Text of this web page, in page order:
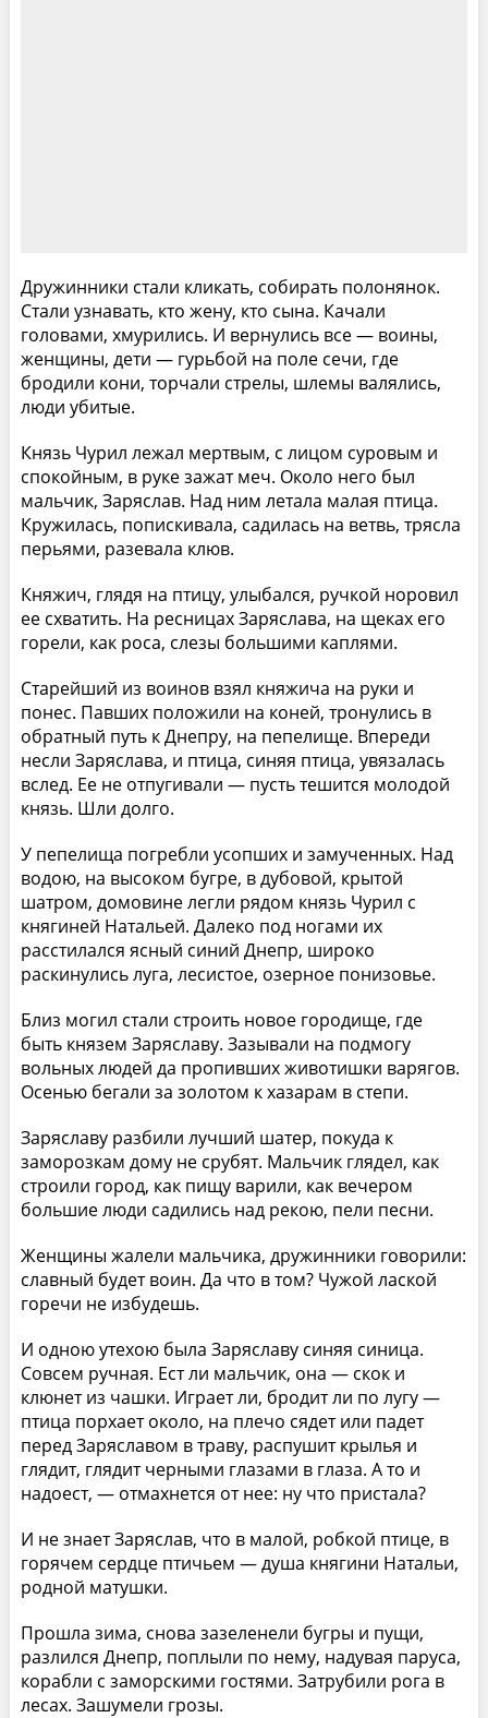
Дружинники стали кликать, собирать полонянок.
Стали узнавать, кто жену, кто сына. Качали
головами, хмурились. И вернулись все — воины,
женщины, дети — гурьбой на поле сечи, где
бродили кони, торчали стрелы, шлемы валялись,
люди убитые.
Князь Чурил лежал мертвым, с лицом суровым и
спокойным, в руке зажат меч. Около него был
мальчик, Заряслав. Над ним летала малая птица.
Кружилась, попискивала, садилась на ветвь, трясла
перьями, разевала клюв.
Княжич, глядя на птицу, улыбался, ручкой норовил
ее схватить. На ресницах Заряслава, на щеках его
горели, как роса, слезы большими каплями.
Старейший из воинов взял княжича на руки и
понес. Павших положили на коней, тронулись в
обратный путь к Днепру, на пепелище. Впереди
несли Заряслава, и птица, синяя птица, увязалась
вслед. Ее не отпугивали — пусть тешится молодой
князь. Шли долго.
У пепелища погребли усопших и замученных. Над
водою, на высоком бугре, в дубовой, крытой
шатром, домовине легли рядом князь Чурил с
княгиней Натальей. Далеко под ногами их
расстилался ясный синий Днепр, широко
раскинулись луга, лесистое, озерное понизовье.
Близ могил стали строить новое городище, где
быть князем Заряславу. Зазывали на подмогу
вольных людей да пропивших животишки варягов.
Осенью бегали за золотом к хазарам в степи.
Заряславу разбили лучший шатер, покуда к
заморозкам дому не срубят. Мальчик глядел, как
строили город, как пищу варили, как вечером
большие люди садились над рекою, пели песни.
Женщины жалели мальчика, дружинники говорили:
славный будет воин. Да что в том? Чужой лаской
горечи не избудешь.
И одною утехою была Заряславу синяя синица.
Совсем ручная. Ест ли мальчик, она — скок и
клюнет из чашки. Играет ли, бродит ли по лугу —
птица порхает около, на плечо сядет или падет
перед Заряславом в траву, распушит крылья и
глядит, глядит черными глазами в глаза. А то и
надоест, — отмахнется от нее: ну что пристала?
И не знает Заряслав, что в малой, робкой птице, в
горячем сердце птичьем — душа княгини Натальи,
родной матушки.
Прошла зима, снова зазеленели бугры и пущи,
разлился Днепр, поплыли по нему, надувая паруса,
корабли с заморскими гостями. Затрубили рога в
лесах. Зашумели грозы.